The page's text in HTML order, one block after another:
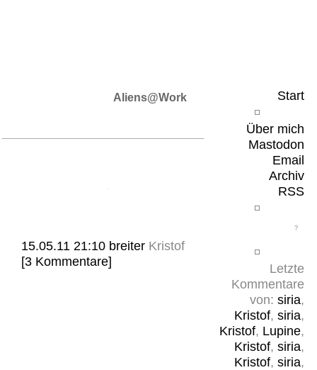
Start
Über mich
Mastodon
Email
Archiv
RSS
Letzte
Kommentare
von: siria,
Kristof, siria,
Kristof, Lupine,
Kristof, siria,
Kristof, siria,
Aliens@Work
15.05.11 21:10 breiter Kristof
[3 Kommentare]